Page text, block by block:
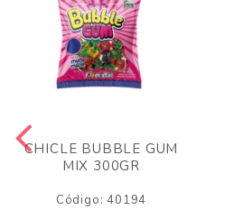
CHICLE BUBBLE GUM
MIX 300GR
Código: 40194